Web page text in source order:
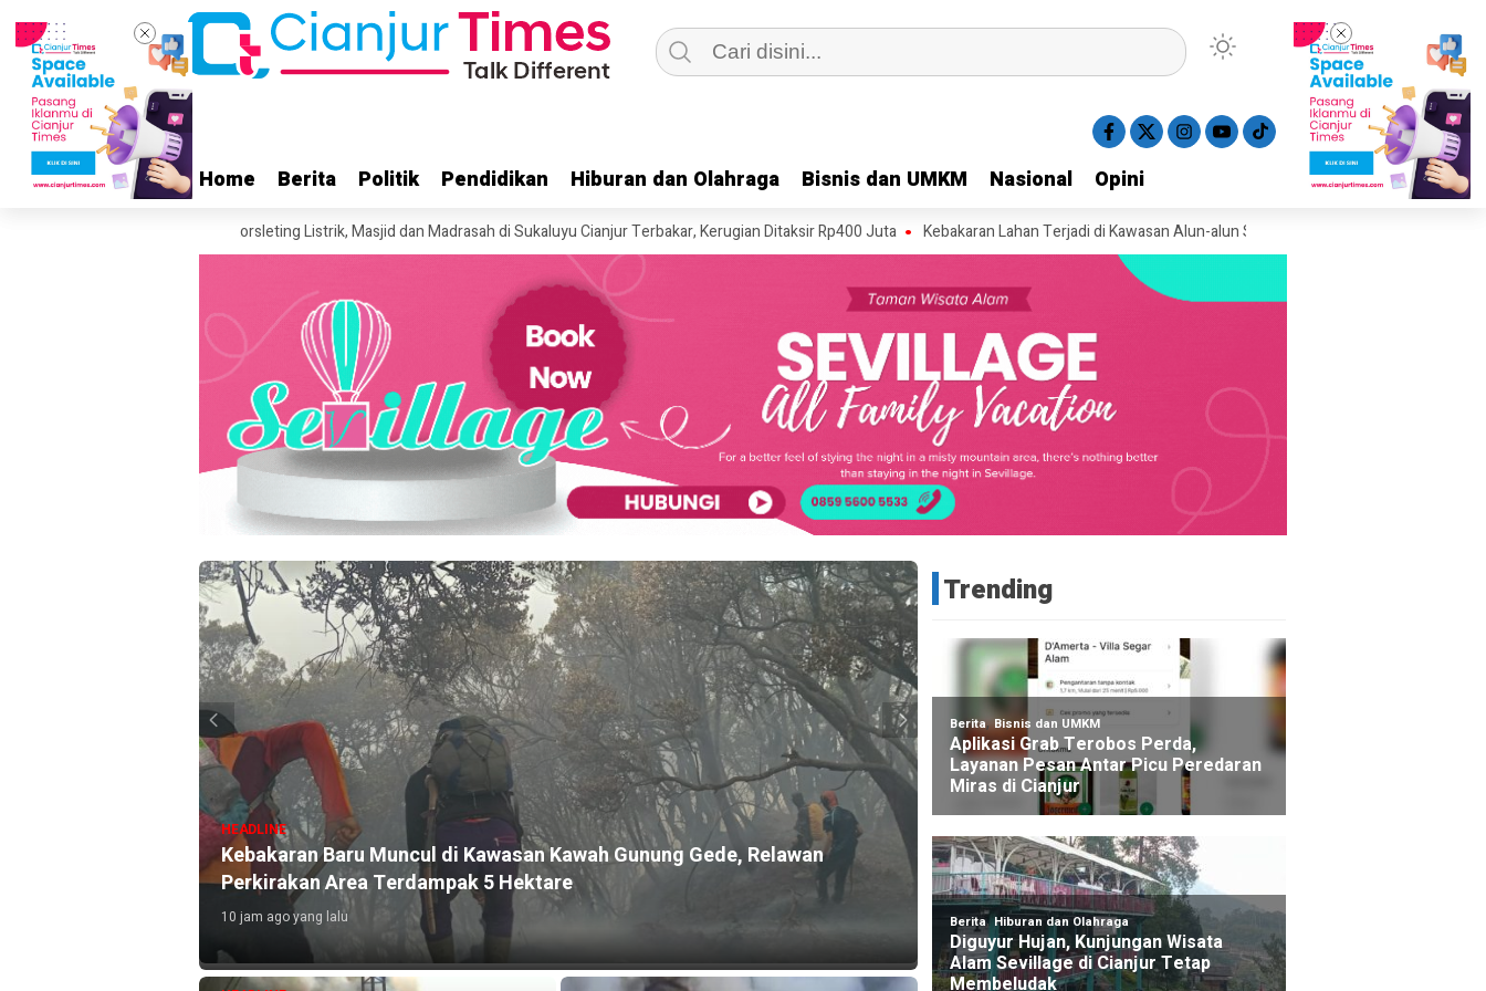
Home Berita Politik Pendidikan Hiburan dan Olahraga Bisnis dan UMKM Nasional Opini
Home Berita Politik Pendidikan Hiburan dan Olahraga Bisnis dan UMKM Nasional Opini
Diduga Korsleting Listrik, Masjid dan Madrasah di Sukaluyu Cianjur Terbakar, Kerugian Ditaksir Rp400 Juta Kebakaran Lahan Terjadi di Kawasan Alun-alun Suryakancana Gunung Gede
HEADLINE
Kebakaran Baru Muncul di Kawasan Kawah Gunung Gede, Relawan
Perkirakan Area Terdampak 5 Hektare
10 jam ago yang lalu
Dua Motor Mahasiswa KKN di Cugenang Cianjur Hilang,
Terekam CCTV
2 hari ago yang lalu
Trending